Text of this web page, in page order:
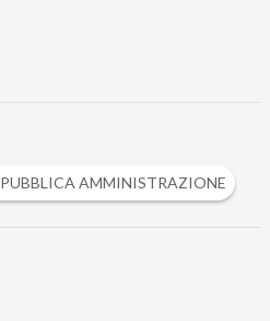
PUBBLICA AMMINISTRAZIONE